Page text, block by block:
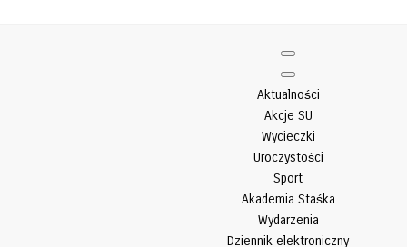
Aktualności
Akcje SU
Wycieczki
Uroczystości
Sport
Akademia Staśka
Wydarzenia
Dziennik elektroniczny